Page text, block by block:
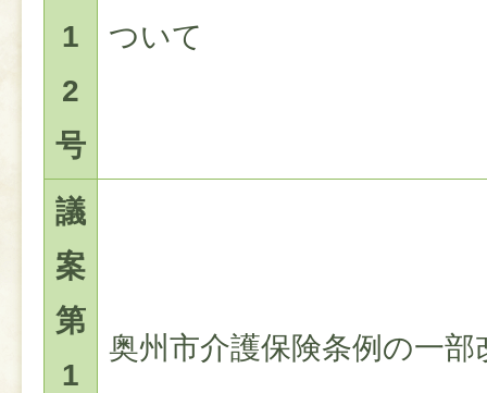
1
2
号
ついて
議
案
第
1
奥州市介護保険条例の一